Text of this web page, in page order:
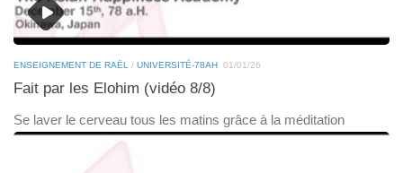
ENSEIGNEMENT DE RAËL / UNIVERSITÉ-78AH 01/01/26
Fait par les Elohim (vidéo 8/8)
Se laver le cerveau tous les matins grâce à la méditation